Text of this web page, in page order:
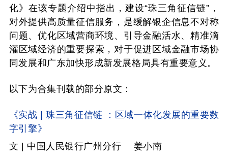
化》在该专题介绍中指出，建设“珠三角征信链”，
对外提供高质量征信服务，是缓解银企信息不对称
问题、优化区域营商环境、引导金融活水、精准滴
灌区域经济的重要探索，对于促进区域金融市场协
同发展和广东加快形成新发展格局具有重要意义。
以下为合集刊载的部分原文：
《实战 |珠三角征信链 ：区域一体化发展的重要数
字引擎》
文
中国人民银行广州分行 姜小南